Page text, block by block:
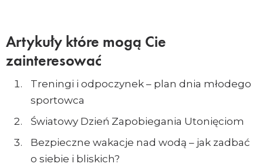
Artykuły które mogą Cie
zainteresować
Treningi i odpoczynek – plan dnia młodego
sportowca
Światowy Dzień Zapobiegania Utonięciom
Bezpieczne wakacje nad wodą – jak zadbać
o siebie i bliskich?